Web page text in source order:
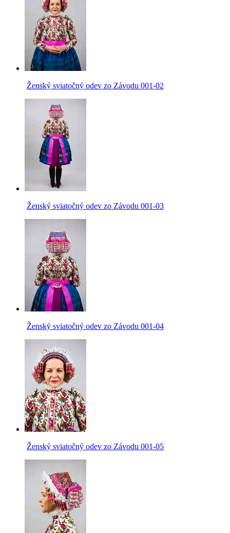
Ženský sviatočný odev zo Závodu 001-02
Ženský sviatočný odev zo Závodu 001-03
Ženský sviatočný odev zo Závodu 001-04
Ženský sviatočný odev zo Závodu 001-05